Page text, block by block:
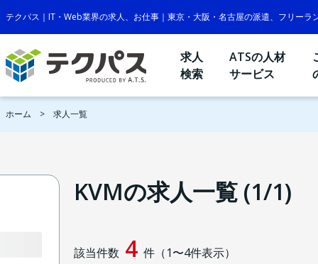
テクパス｜IT・Web業界の求人、お仕事｜東京・大阪・名古屋の派遣、フリーラ
求人
検索
ATSの人材
サービス
ホーム 求人一覧
KVMの求人一覧 (1/1)
該当件数 4 件（1〜4件表示）